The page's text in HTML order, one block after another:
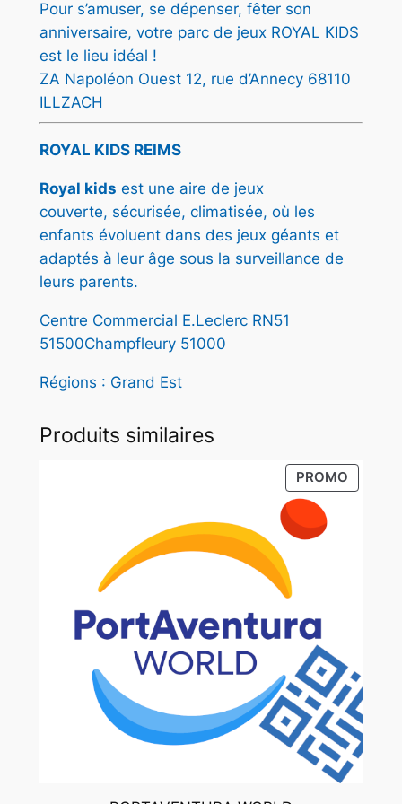
Pour s’amuser, se dépenser, fêter son
anniversaire, votre parc de jeux ROYAL KIDS
est le lieu idéal !
ZA Napoléon Ouest 12, rue d’Annecy 68110
ILLZACH
ROYAL KIDS REIMS
Royal kids est une aire de jeux
couverte, sécurisée, climatisée, où les
enfants évoluent dans des jeux géants et
adaptés à leur âge sous la surveillance de
leurs parents.
Centre Commercial E.Leclerc RN51
51500Champfleury 51000
Régions : Grand Est
Produits similaires
PROMO
EN